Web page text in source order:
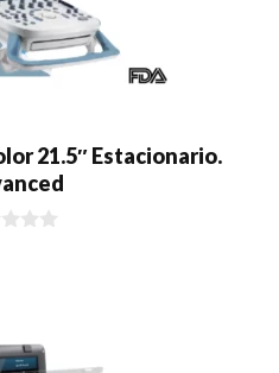
21.5″ Estacionario.